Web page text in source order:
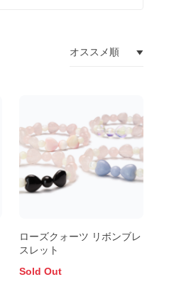
ローズクォーツ リボンブレ
スレット
Sold Out